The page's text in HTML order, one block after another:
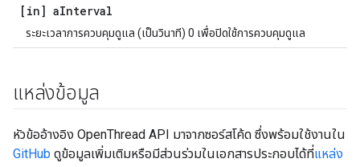
[in] aInterval
ระยะเวลาการควบคุมดูแล (เป็นวินาที) 0 เพื่อปิดใช้การควบคุมดูแล
แหล่งข้อมูล
หัวข้ออ้างอิง OpenThread API มาจากซอร์สโค้ด ซึ่งพร้อมใช้งานใน
GitHub ดูข้อมูลเพิ่มเติมหรือมีส่วนร่วมในเอกสารประกอบได้ที่แหล่ง